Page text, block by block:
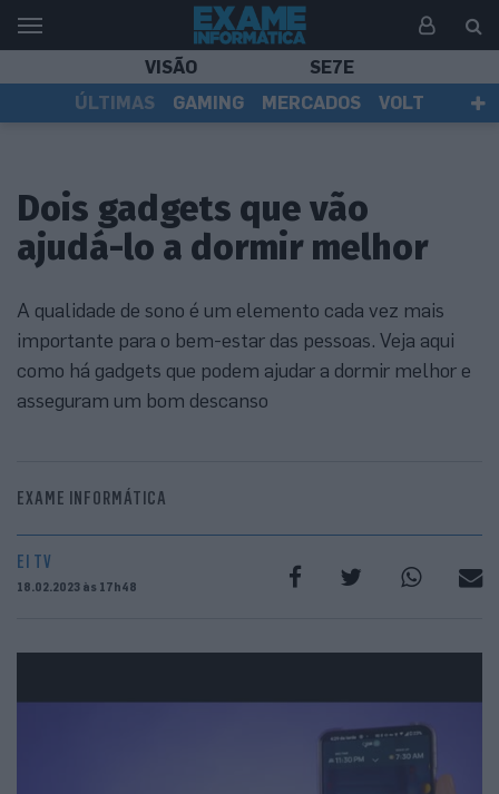
VISÃO
SE7E
ÚLTIMAS
GAMING MERCADOS
VOLT
Dois gadgets que vão
ajudá-lo a dormir melhor
A qualidade de sono é um elemento cada vez mais
importante para o bem-estar das pessoas. Veja aqui
como há gadgets que podem ajudar a dormir melhor e
asseguram um bom descanso
EXAME INFORMÁTICA
EI TV
18.02.2023 às 17h48